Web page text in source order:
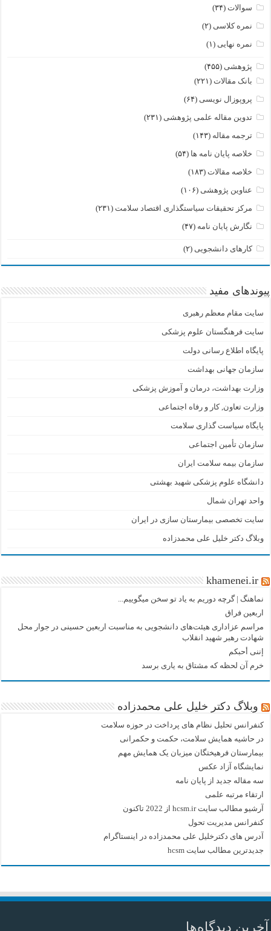
سوالات (۳۴)
نمره کلاسی (۲)
نمره نهایی (۱)
پژوهشی (۴۵۵)
بانک مقالات (۲۲۱)
پروپوزال نویسی (۶۴)
تدوین مقاله علمی پژوهشی (۲۳۱)
ترجمه مقاله (۱۴۳)
خلاصه پایان نامه ها (۵۴)
خلاصه مقالات (۱۸۳)
عناوین پژوهشی (۱۰۶)
مرکز تحقیقات سیاستگذاری اقتصاد سلامت (۲۳۱)
نگارش پایان نامه (۴۷)
کارهای دانشجویی (۲)
پیوندهای مفید
سایت مقام معظم رهبری
سایت فرهنگستان علوم پزشکی
پایگاه اطلاع رسانی دولت
سازمان جهانی بهداشت
وزارت بهداشت، درمان و آموزش پزشکی
وزارت تعاون, کار و رفاه اجتماعی
پایگاه سیاست گذاری سلامت
سازمان تأمین اجتماعی
سازمان بیمه سلامت ایران
دانشگاه علوم پزشکی شهید بهشتی
واحد تهران شمال
سایت تخصصی بیمارستان سازی در ایران
وبلاگ دکتر خلیل علی محمدزاده
khamenei.ir
نماهنگ |‌ گرچه دوریم به یاد تو سخن میگوییم...
اربعین فراق
مراسم عزاداری هیئت‌های دانشجویی به مناسبت اربعین حسینی در جوار محل
شهادت رهبر شهید انقلاب
إننی أحبکم
خرم آن لحظه که مشتاق به یاری برسد
وبلاگ دکتر خلیل علی محمدزاده
کنفرانس تحلیل نظام های پرداخت در حوزه سلامت
در حاشیه همایش سلامت، حکمت و حکمرانی
بیمارستان فرهیختگان میزبان یک همایش مهم
نمایشگاه آزاد عکس
سه مقاله جدید از پایان نامه
ارتقاء مرتبه علمی
آرشیو مطالب سایت hcsm.ir از 2022 تاکنون
کنفرانس مدیریت تحول
آدرس های دکترخلیل علی محمدزاده در اینستاگرام
جدیدترین مطالب سایت hcsm
آخرین دیدگاه‌ها